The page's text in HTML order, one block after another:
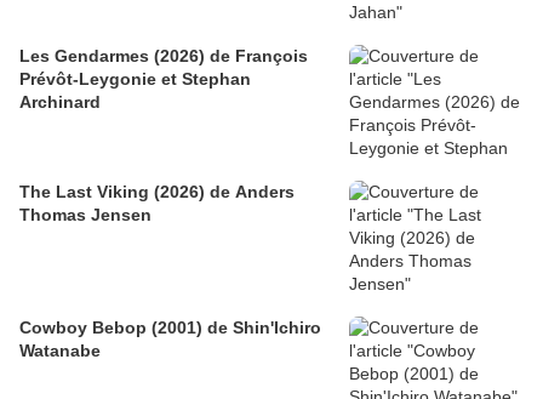
Les Gendarmes (2026) de François
Prévôt-Leygonie et Stephan
Archinard
The Last Viking (2026) de Anders
Thomas Jensen
Cowboy Bebop (2001) de Shin'Ichiro
Watanabe